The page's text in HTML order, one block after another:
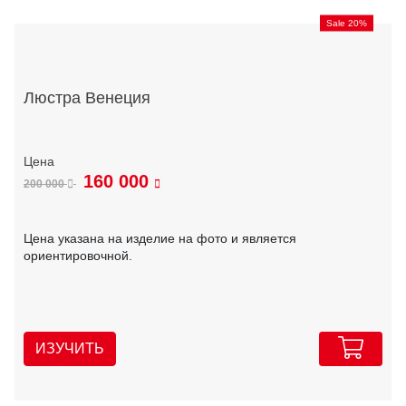
Sale 20%
Люстра Венеция
200 000 160 000
Цена указана на изделие на фото и является
ориентировочной.
ИЗУЧИТЬ